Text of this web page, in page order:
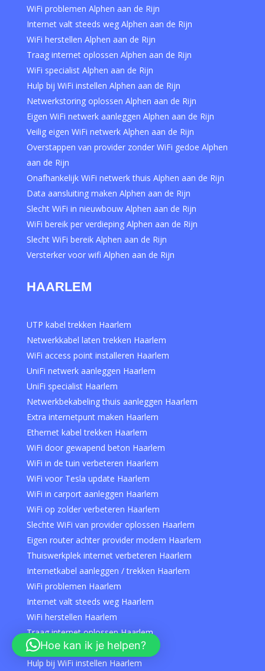
WiFi problemen Alphen aan de Rijn
Internet valt steeds weg Alphen aan de Rijn
WiFi herstellen Alphen aan de Rijn
Traag internet oplossen Alphen aan de Rijn
WiFi specialist Alphen aan de Rijn
Hulp bij WiFi instellen Alphen aan de Rijn
Netwerkstoring oplossen Alphen aan de Rijn
Eigen WiFi netwerk aanleggen Alphen aan de Rijn
Veilig eigen WiFi netwerk Alphen aan de Rijn
Overstappen van provider zonder WiFi gedoe Alphen
aan de Rijn
Onafhankelijk WiFi netwerk thuis Alphen aan de Rijn
Data aansluiting maken Alphen aan de Rijn
Slecht WiFi in nieuwbouw Alphen aan de Rijn
WiFi bereik per verdieping Alphen aan de Rijn
Slecht WiFi bereik Alphen aan de Rijn
Versterker voor wifi Alphen aan de Rijn
HAARLEM
UTP kabel trekken Haarlem
Netwerkkabel laten trekken Haarlem
WiFi access point installeren Haarlem
UniFi netwerk aanleggen Haarlem
UniFi specialist Haarlem
Netwerkbekabeling thuis aanleggen Haarlem
Extra internetpunt maken Haarlem
Ethernet kabel trekken Haarlem
WiFi door gewapend beton Haarlem
WiFi in de tuin verbeteren Haarlem
WiFi voor Tesla update Haarlem
WiFi in carport aanleggen Haarlem
WiFi op zolder verbeteren Haarlem
Slechte WiFi van provider oplossen Haarlem
Eigen router achter provider modem Haarlem
Thuiswerkplek internet verbeteren Haarlem
Internetkabel aanleggen / trekken Haarlem
WiFi problemen Haarlem
Internet valt steeds weg Haarlem
WiFi herstellen Haarlem
Traag internet oplossen Haarlem
WiFi specialist Haarlem
Hulp bij WiFi instellen Haarlem
Hoe kan ik je helpen?